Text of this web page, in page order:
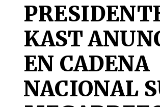
KAST
EN CADENA
NACIONAL